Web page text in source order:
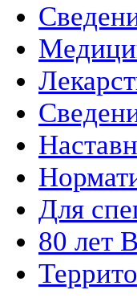
Для
80 лет